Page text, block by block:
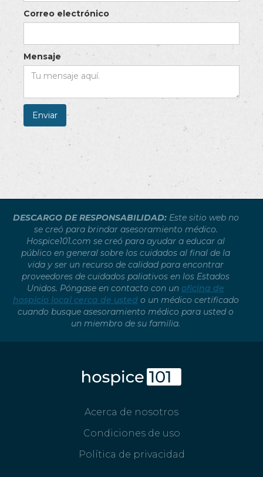
Correo electrónico
Mensaje
DESCARGO DE RESPONSABILIDAD:Este sitio web no
se creó para brindar asesoramiento médico.
Hospice101.com se creó para ayudar a educar al
público en general sobre los cuidados al final de la
vida y ser un recurso de calidad para encontrar
proveedores de cuidados paliativos en los Estados
Unidos. Póngase en contacto con un oficina de
hospicio local cerca de usted o un médico certificado
cuando busque asesoramiento médico para usted o
un miembro de su familia.
Acerca de nosotros
Condiciones de uso
Política de privacidad